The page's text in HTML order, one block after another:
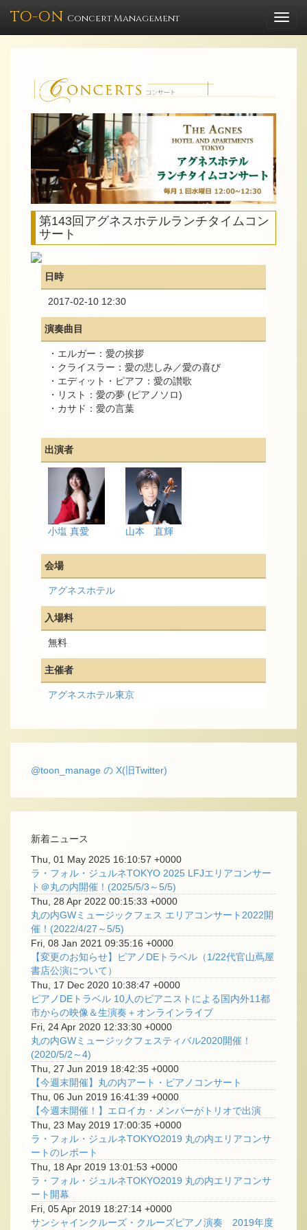
TO-ON Concert Management
第143回アグネスホテルランチタイムコン
サート
日時
2017-02-10 12:30
演奏曲目
・エルガー：愛の挨拶
・クライスラー：愛の悲しみ／愛の喜び
・エディット・ピアフ：愛の讃歌
・リスト：愛の夢 (ピアノソロ)
・カサド：愛の言葉
出演者
小塩 真愛 山本 直輝
会場
アグネスホテル
入場料
無料
主催者
アグネスホテル東京
@toon_manage の X(旧Twitter)
新着ニュース
Thu, 01 May 2025 16:10:57 +0000
ラ・フォル・ジュルネTOKYO 2025 LFJエリアコンサー
ト＠丸の内開催！(2025/5/3～5/5)
Thu, 28 Apr 2022 00:15:33 +0000
丸の内GWミュージックフェス エリアコンサート2022開
催！(2022/4/27～5/5)
Fri, 08 Jan 2021 09:35:16 +0000
【変更のお知らせ】ピアノDEトラベル（1/22代官山蔦屋
書店公演について）
Thu, 17 Dec 2020 10:38:47 +0000
ピアノDEトラベル 10人のピアニストによる国内外11都
市からの映像＆生演奏＋オンラインライブ
Fri, 24 Apr 2020 12:33:30 +0000
丸の内GWミュージックフェスティバル2020開催！
(2020/5/2～4)
Thu, 27 Jun 2019 18:42:35 +0000
【今週末開催】丸の内アート・ピアノコンサート
Thu, 06 Jun 2019 16:41:39 +0000
【今週末開催！】エロイカ・メンバーがトリオで出演
Thu, 23 May 2019 17:00:35 +0000
ラ・フォル・ジュルネTOKYO2019 丸の内エリアコンサ
ートのレポート
Thu, 18 Apr 2019 13:01:53 +0000
ラ・フォル・ジュルネTOKYO2019 丸の内エリアコンサ
ート開幕
Fri, 05 Apr 2019 18:27:14 +0000
サンシャインクルーズ・クルーズピアノ演奏 2019年度